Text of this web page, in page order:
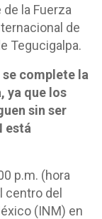
la Fuerza
de
Tegucigalpa.
complete la
ya que los
sin ser
está
p.m. (hora
centro del
(INM) en